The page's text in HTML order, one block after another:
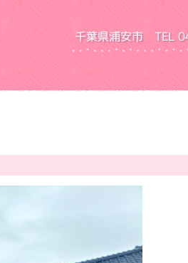
学校法人川見学園 ふきあげ幼稚園
千葉県浦安市 TEL